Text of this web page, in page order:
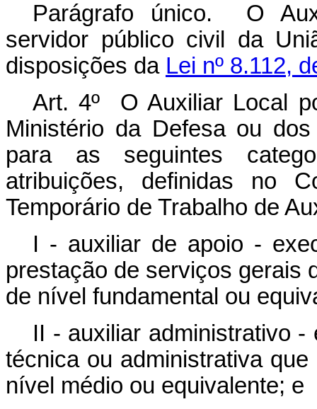
Parágrafo único. O
servidor público civil da
disposições da Lei nº 8.112,
Art. 4º O Auxiliar Local
Ministério da Defesa ou
para as seguintes
atribuições, definidas no
Temporário de Trabalho de
I - auxiliar de apoio -
prestação de serviços gerais
de nível fundamental ou
II - auxiliar administrativo
técnica ou administrativa
nível médio ou equivalente; e